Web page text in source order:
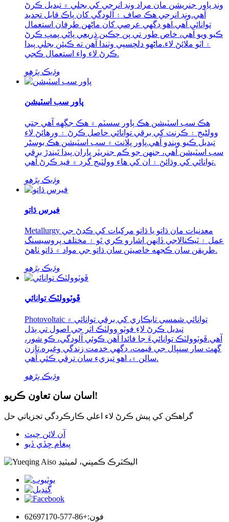
ونڊ پاور جنريشن مان مراد ونڊ انرجي کي بجلي ۾ تبديل ڪرڻ
آهي.ونڊ انرجي هڪ صاف ۽ آلودگي کان پاڪ قابل تجديد
توانائي آهي.اهو ڊگهي عرصي کان ماڻهن طرفان استعمال
ڪيو ويو آهي، خاص طور تي پن چڪين ذريعي پاڻي پمپ ڪرڻ
۽ اٽو ملائڻ لاء.ماڻهو دلچسپي وٺندا آهن ته ڪيئن بجلي پيدا
ڪرڻ لاء واء استعمال ڪجي.
وڌيڪ پڙهو
پاور سب اسٽيشن
هڪ سب اسٽيشن هڪ پاور سسٽم ۾ هڪ جڳهه آهي جتي
وولٹیج ۽ ڪرنٽ کي برقي توانائي حاصل ڪرڻ ۽ ورهائڻ لاء
تبديل ڪيو ويندو آهي.پاور پلانٽ ۾ سب اسٽيشن هڪ بوسٹر
سب اسٽيشن آهي، جنهن جو ڪم جنريٽر پاران پيدا ٿيندڙ برقي
توانائي کي وڌائڻ ۽ ان کي هاء وولٽيج گرڊ ۾ فيڊ ڪرڻ آهي.
وڌيڪ پڙهو
فيرس ڌاتو
Metallurgy معدنيات مان ڌاتو يا ڌاتو مرکبات کي ڪڍڻ جي
عمل ۽ ٽيڪنالاجي ڏانهن اشارو ڪري ٿو ۽ مختلف پروسيسنگ
طريقن سان ڪجهه خاصيتن سان ڌاتو جي مواد ۾ ڌاتو ٺاهڻ.
وڌيڪ پڙهو
ڦوٽوولٽڪ توانائي
Photovoltaic توانائي شمسي تابڪاري کي برقي توانائي ۾
تبديل ڪرڻ لاءِ فوٽو وولٽڪ اثر جي اصول تي ٻڌل
آهي.ڦوٽوولٽڪ توانائيءَ جا فائدا آھن ڪوئي آلودگي، ڪو شور،
گھٽ سار سنڀال جي قيمت، ڊگھي خدمت زندگي وغيره.تازن
سالن ۾، اهو تيزيء سان ترقي ڪئي آهي.
وڌيڪ پڙهو
اسان سان تعاون ڪريو!
گراهڪن کي پيش ڪرڻ لاء اعلي ڪارڪردگي تجزياتي حل
آن لائن چيٽ
پيغام ڇڏي ڏيو
فون:+86-577-62697170